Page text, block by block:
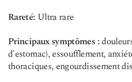
Rareté: Ultra rare
Principaux symptômes :
d'estomac), essoufflement,
thoraciques, engourdissement